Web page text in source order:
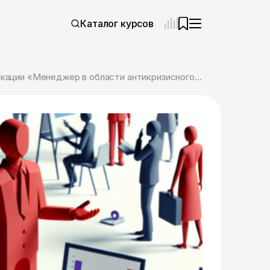
Каталог курсов
Онлайн курс «Антикризисное управление» с присвоением квалификации «Менеджер в области антикризисного управления» от ЦАППКК